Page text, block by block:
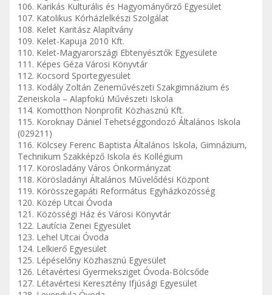
106. Karikás Kulturális és Hagyományőrző Egyesület
107. Katolikus Kórházlelkészi Szolgálat
108. Kelet Karitász Alapítvány
109. Kelet-Kapuja 2010 Kft.
110. Kelet-Magyarországi Ebtenyésztők Egyesülete
111. Képes Géza Városi Könyvtár
112. Kocsord Sportegyesület
113. Kodály Zoltán Zeneművészeti Szakgimnázium és
Zeneiskola – Alapfokú Művészeti Iskola
114. Komotthon Nonprofit Közhasznú Kft.
115. Koroknay Dániel Tehetséggondozó Általános Iskola
(029211)
116. Kölcsey Ferenc Baptista Általános Iskola, Gimnázium,
Technikum Szakképző Iskola és Kollégium
117. Körösladány Város Önkormányzat
118. Körösladányi Általános Művelődési Központ
119. Körösszegapáti Református Egyházközösség
120. Közép Utcai Óvoda
121. Közösségi Ház és Városi Könyvtár
122. Lautícia Zenei Egyesület
123. Lehel Utcai Óvoda
124. Lelkierő Egyesület
125. Lépéselőny Közhasznú Egyesület
126. Létavértesi Gyermeksziget Óvoda-Bölcsőde
127. Létavértesi Keresztény Ifjúsági Egyesület